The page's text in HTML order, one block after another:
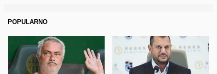
POPULARNO